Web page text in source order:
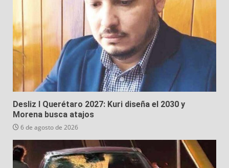
Desliz I Querétaro 2027: Kuri diseña el 2030 y
Morena busca atajos
6 de agosto de 2026